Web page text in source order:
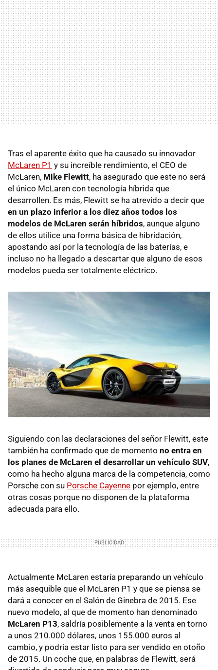
Tras el aparente éxito que ha causado su innovador
McLaren P1 y su increíble rendimiento, el CEO de
McLaren, Mike Flewitt, ha asegurado que este no será
el único McLaren con tecnología híbrida que
desarrollen. Es más, Flewitt se ha atrevido a decir que
en un plazo inferior a los diez años todos los
modelos de McLaren serán híbridos, aunque alguno
de ellos utilice una forma básica de hibridación,
apostando así por la tecnología de las baterías, e
incluso no ha llegado a descartar que alguno de esos
modelos pueda ser totalmente eléctrico.
Siguiendo con las declaraciones del señor Flewitt, este
también ha confirmado que de momento no entra en
los planes de McLaren el desarrollar un vehículo SUV,
como ha hecho alguna marca de la competencia, como
Porsche con su Porsche Cayenne por ejemplo, entre
otras cosas porque no disponen de la plataforma
adecuada para ello.
Actualmente McLaren estaría preparando un vehículo
más asequible que el McLaren P1 y que se piensa se
dará a conocer en el Salón de Ginebra de 2015. Ese
nuevo modelo, al que de momento han denominado
McLaren P13, saldría posiblemente a la venta en torno
a unos 210.000 dólares, unos 155.000 euros al
cambio, y podría estar listo para ser vendido en otoño
de 2015. Un coche que, en palabras de Flewitt, será